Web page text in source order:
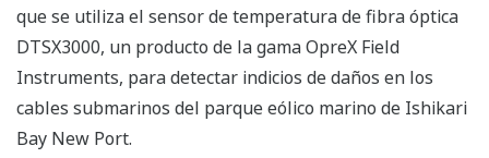
que se utiliza el sensor de temperatura de fibra óptica
DTSX3000, un producto de la gama OpreX Field
Instruments, para detectar indicios de daños en los
cables submarinos del parque eólico marino de Ishikari
Bay New Port.